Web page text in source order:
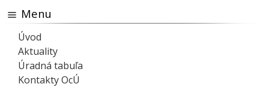
Menu
Úvod
Aktuality
Úradná tabuľa
Kontakty OcÚ